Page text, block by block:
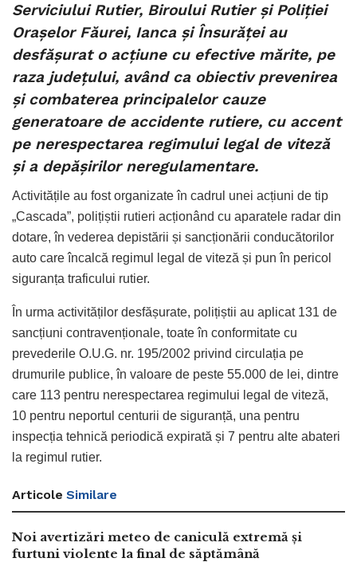
Serviciului Rutier, Biroului Rutier și Poliției
Orașelor Făurei, Ianca și Însurăței au
desfășurat o acțiune cu efective mărite, pe
raza județului, având ca obiectiv prevenirea
și combaterea principalelor cauze
generatoare de accidente rutiere, cu accent
pe nerespectarea regimului legal de viteză
și a depășirilor neregulamentare.
Activitățile au fost organizate în cadrul unei acțiuni de tip
„Cascada”, polițiștii rutieri acționând cu aparatele radar din
dotare, în vederea depistării și sancționării conducătorilor
auto care încalcă regimul legal de viteză și pun în pericol
siguranța traficului rutier.
În urma activităților desfășurate, polițiștii au aplicat 131 de
sancțiuni contravenționale, toate în conformitate cu
prevederile O.U.G. nr. 195/2002 privind circulația pe
drumurile publice, în valoare de peste 55.000 de lei, dintre
care 113 pentru nerespectarea regimului legal de viteză,
10 pentru neportul centurii de siguranță, una pentru
inspecția tehnică periodică expirată și 7 pentru alte abateri
la regimul rutier.
Articole Similare
Noi avertizări meteo de caniculă extremă și
furtuni violente la final de săptămână